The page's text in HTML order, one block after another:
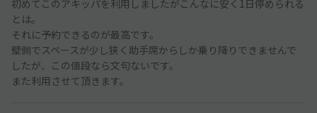
初めてこのアキッパを利用しましたがこんなに安く1日停められる
とは。
それに予約できるのが最高です。
壁側でスペースが少し狭く助手席からしか乗り降りできませんで
したが、この値段なら文句ないです。
また利用させて頂きます。